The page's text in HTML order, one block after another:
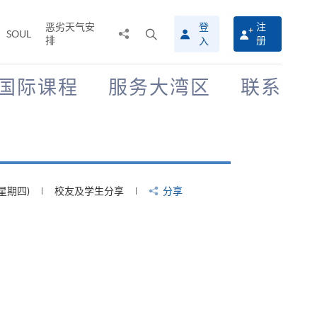
SOUL
恶劣天气安
排
搜
寻
介
登
入
注
册
国际课程 服务大湾区 联系
期四) 校友及学生分享 分享